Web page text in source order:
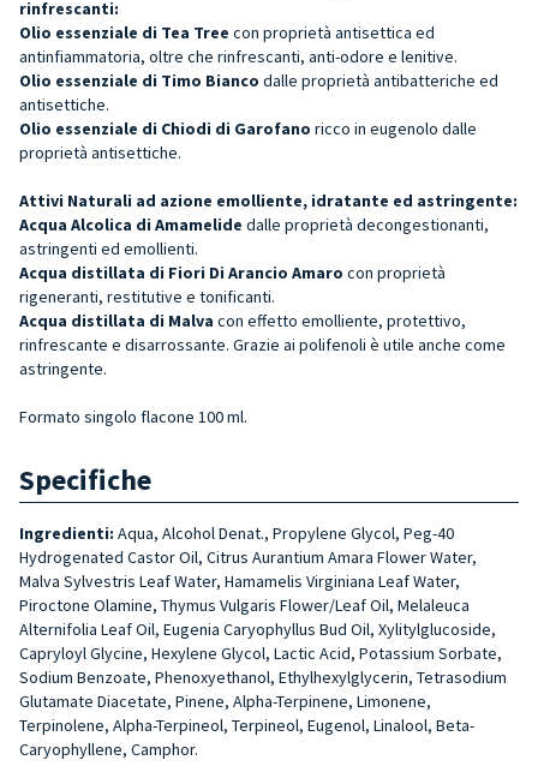
rinfrescanti:
Olio essenziale di Tea Tree con proprietà antisettica ed
antinfiammatoria, oltre che rinfrescanti, anti-odore e lenitive.
Olio essenziale di Timo Bianco dalle proprietà antibatteriche ed
antisettiche.
Olio essenziale di Chiodi di Garofano ricco in eugenolo dalle
proprietà antisettiche.
Attivi Naturali ad azione emolliente, idratante ed astringente:
Acqua Alcolica di Amamelide dalle proprietà decongestionanti,
astringenti ed emollienti.
Acqua distillata di Fiori Di Arancio Amaro con proprietà
rigeneranti, restitutive e tonificanti.
Acqua distillata di Malva con effetto emolliente, protettivo,
rinfrescante e disarrossante. Grazie ai polifenoli è utile anche come
astringente.
Formato singolo flacone 100 ml.
Specifiche
Ingredienti: Aqua, Alcohol Denat., Propylene Glycol, Peg-40
Hydrogenated Castor Oil, Citrus Aurantium Amara Flower Water,
Malva Sylvestris Leaf Water, Hamamelis Virginiana Leaf Water,
Piroctone Olamine, Thymus Vulgaris Flower/Leaf Oil, Melaleuca
Alternifolia Leaf Oil, Eugenia Caryophyllus Bud Oil, Xylitylglucoside,
Capryloyl Glycine, Hexylene Glycol, Lactic Acid, Potassium Sorbate,
Sodium Benzoate, Phenoxyethanol, Ethylhexylglycerin, Tetrasodium
Glutamate Diacetate, Pinene, Alpha-Terpinene, Limonene,
Terpinolene, Alpha-Terpineol, Terpineol, Eugenol, Linalool, Beta-
Caryophyllene, Camphor.